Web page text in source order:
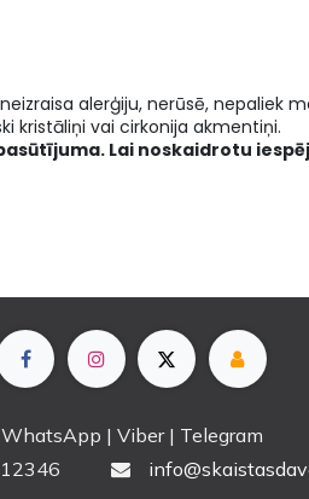
alerģiju, nerūsē, nepaliek
kristāliņi vai cirkonija akmentiņi.
Lai noskaidrotu
WhatsApp | Viber | Telegram